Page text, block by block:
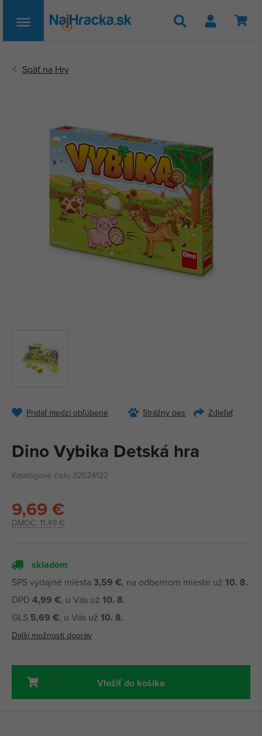
Hľadať
Pridať medzi obľúbené Strážny pes Zdieľať
Dino Vybika Detská hra
Katalógové číslo 32624122
DMOC: 11,49 €
9,69 €
skladom
SPS výdajné miesta 3,59 €, na odbernom mieste už 10. 8.
DPD 4,99 €, u Vás už 10. 8.
GLS 5,69 €, u Vás už 10. 8.
Další možnosti doprav
Vložiť do košíka